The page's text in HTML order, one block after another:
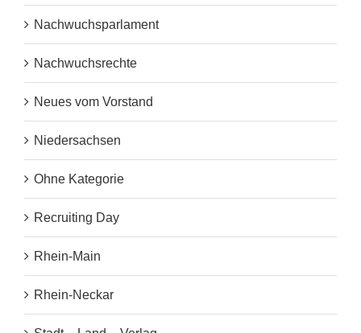
Nachwuchsparlament
Nachwuchsrechte
Neues vom Vorstand
Niedersachsen
Ohne Kategorie
Recruiting Day
Rhein-Main
Rhein-Neckar